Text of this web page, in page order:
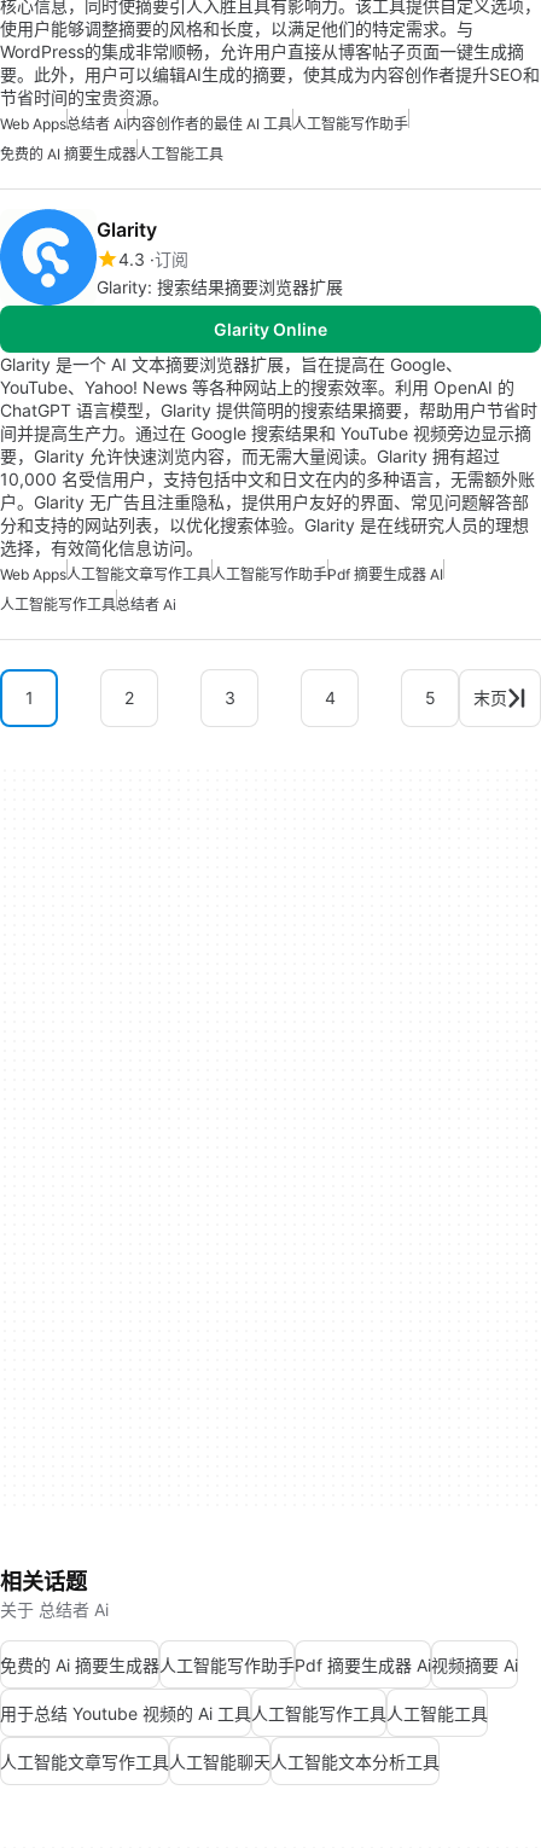
核心信息，同时使摘要引人入胜且具有影响力。该工具提供自定义选项，
使用户能够调整摘要的风格和长度，以满足他们的特定需求。与
WordPress的集成非常顺畅，允许用户直接从博客帖子页面一键生成摘
要。此外，用户可以编辑AI生成的摘要，使其成为内容创作者提升SEO和
节省时间的宝贵资源。
Web Apps总结者 Ai内容创作者的最佳 AI 工具人工智能写作助手
免费的 AI 摘要生成器人工智能工具
Glarity
4.3 订阅
Glarity: 搜索结果摘要浏览器扩展
Glarity Online
Glarity 是一个 AI 文本摘要浏览器扩展，旨在提高在 Google、
YouTube、Yahoo! News 等各种网站上的搜索效率。利用 OpenAI 的
ChatGPT 语言模型，Glarity 提供简明的搜索结果摘要，帮助用户节省时
间并提高生产力。通过在 Google 搜索结果和 YouTube 视频旁边显示摘
要，Glarity 允许快速浏览内容，而无需大量阅读。Glarity 拥有超过
10,000 名受信用户，支持包括中文和日文在内的多种语言，无需额外账
户。Glarity 无广告且注重隐私，提供用户友好的界面、常见问题解答部
分和支持的网站列表，以优化搜索体验。Glarity 是在线研究人员的理想
选择，有效简化信息访问。
Web Apps人工智能文章写作工具人工智能写作助手Pdf 摘要生成器 AI
人工智能写作工具总结者 Ai
1 2 3 4 5 末页
相关话题
关于 总结者 Ai
免费的 Ai 摘要生成器人工智能写作助手Pdf 摘要生成器 Ai视频摘要 Ai
用于总结 Youtube 视频的 Ai 工具人工智能写作工具人工智能工具
人工智能文章写作工具人工智能聊天人工智能文本分析工具